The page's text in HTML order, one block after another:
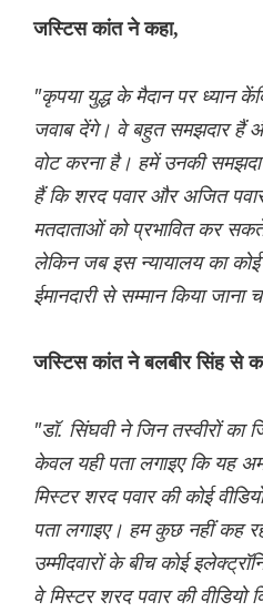
जस्टिस कांत ने कहा,
"कृपया युद्ध के मैदान पर ध्यान
जवाब देंगे। वे बहुत समझदार
वोट करना है। हमें उनकी
हैं कि शरद पवार और अजित
मतदाताओं को प्रभावित कर
लेकिन जब इस न्यायालय का
ईमानदारी से सम्मान किया जाना
जस्टिस कांत ने बलबीर सिंह से
"डॉ. सिंघवी ने जिन तस्वीरों
केवल यही पता लगाइए कि यह
मिस्टर शरद पवार की कोई
पता लगाइए। हम कुछ नहीं कह
उम्मीदवारों के बीच कोई
वे मिस्टर शरद पवार की वीडियो